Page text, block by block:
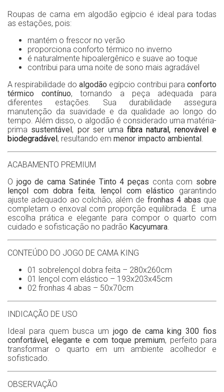
Roupas de cama em algodão egípcio é ideal para todas
as estações, pois:
mantém o frescor no verão
proporciona conforto térmico no inverno
é naturalmente hipoalergênico e suave ao toque
contribui para uma noite de sono mais agradável
A respirabilidade do algodão egípcio contribui para conforto
térmico contínuo, tornando a peça adequada para
diferentes estações. Sua durabilidade assegura
manutenção da suavidade e da qualidade ao longo do
tempo. Além disso, o algodão é considerado uma matéria-
prima sustentável, por ser uma fibra natural, renovável e
biodegradável, resultando em menor impacto ambiental
ACABAMENTO PREMIUM
O jogo de cama Satinée Tinto 4 peças conta com sobre
lençol com dobra feita, lençol com elástico garantindo
ajuste adequado ao colchão, além de fronhas 4 abas que
completam o enxoval com proporção equilibrada. É uma
escolha prática e elegante para compor o quarto com
cuidado e sofisticação no padrão Kacyumara
CONTEÚDO DO JOGO DE CAMA KING
01 sobrelençol dobra feita – 280x260cm
01 lençol com elástico – 193x203x45cm
02 fronhas 4 abas – 50x70cm
INDICAÇÃO DE USO
Ideal para quem busca um jogo de cama king 300 fios
confortável, elegante e com toque premium, perfeito para
transformar o quarto em um ambiente acolhedor e
sofisticado.
OBSERVAÇÃO